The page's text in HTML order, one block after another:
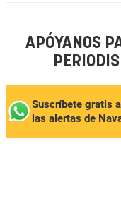
APÓYANOS
Suscríbete gratis
las alertas de